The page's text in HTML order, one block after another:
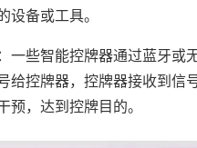
备或工具。
一些智能控牌器通过蓝牙或
给控牌器，控牌器接收到信
，达到控牌目的。